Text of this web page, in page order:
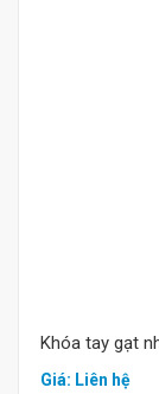
Khóa tay gạt
Giá: Liên hệ